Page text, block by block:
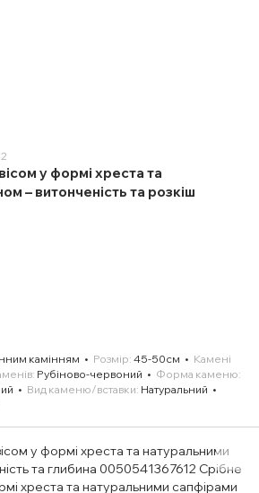
у формі хреста та
– витонченість та розкіш
камінням Розмір 45-50см
Камені
Рубіново-червоний
Форма каменю
Вид каменю/вставки Натуральний